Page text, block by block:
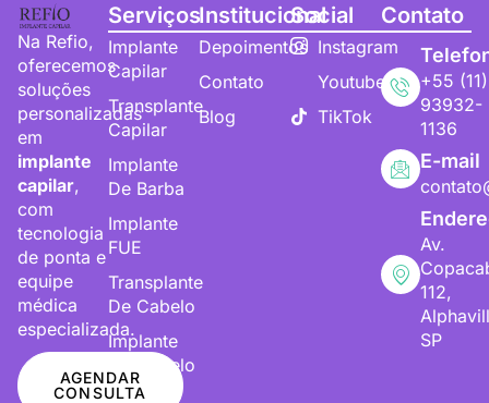
Na Refio,
oferecemos
soluções
personalizadas
em
implante
capilar,
com
tecnologia
de ponta e
equipe
médica
especializada.
AGENDAR
CONSULTA
Serviços
Implante
Capilar
Transplante
Capilar
Implante
De Barba
Implante
FUE
Transplante
De Cabelo
Implante
De Cabelo
Institucional
Depoimentos
Contato
Blog
Social
Instagram
Youtube
TikTok
Contato
+55 (11)
93932-
1136
E-mail
Av.
112,
SP